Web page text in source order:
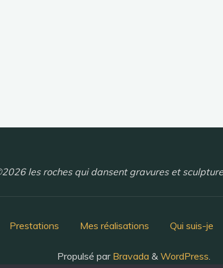
les roches qui dansent gravures et
Prestations Mes réalisations Qui suis-je
Propulsé parBravada & WordPress